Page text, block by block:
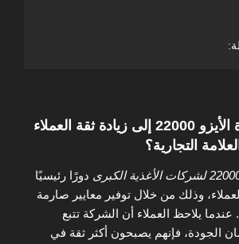
كيف تؤدي شهادة الأيزو 22000 إلى زيادة ثقة العملاء
التجارية؟
دورًا رئيسيًا
وذلك من خلال توفير معايير صارمة
. عندما يلاحظ العملاء أن الشركة تتبع
الجودة، فإنهم يصبحون أكثر ثقة في